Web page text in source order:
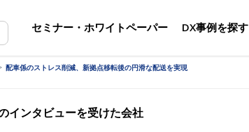
セミナー・ホワイトペーパー DX事例を探す
配車係のストレス削減、新拠点移転後の円滑な配送を実現
インタビューを受けた会社